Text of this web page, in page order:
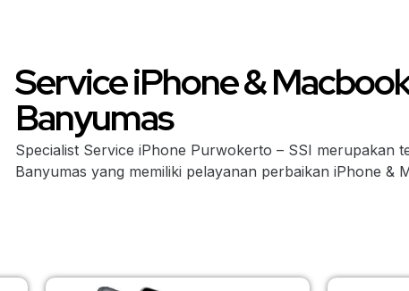
Service iPhone &
Banyumas
Specialist Service iPhone Purwokerto – SSI merupakan
Banyumas yang memiliki pelayanan perbaikan iPhone &